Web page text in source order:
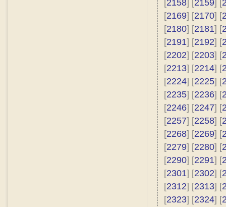
[2158] [2159] [
[2169] [2170] [
[2180] [2181] [
[2191] [2192] [
[2202] [2203] [
[2213] [2214] [
[2224] [2225] [
[2235] [2236] [
[2246] [2247] [
[2257] [2258] [
[2268] [2269] [
[2279] [2280] [
[2290] [2291] [
[2301] [2302] [
[2312] [2313] [
[2323] [2324] [